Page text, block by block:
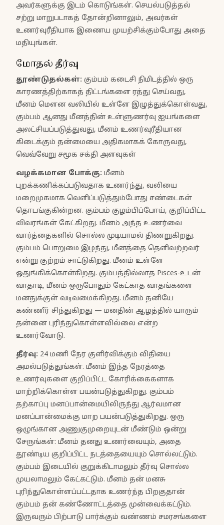
அவர்களுக்கு இடம் கொடுங்கள். செயல்படுத்தல்
சற்று மாறுபடாகத் தோன்றினாலும், அவர்கள்
உணர்வுரீதியாக இணைய முயற்சிக்கும்போது அதை
மதியுங்கள்.
மோதல் தீர்வு
தூண்டுதல்கள்: கும்பம் கடைசி நிமிடத்தில் ஒரு
காரணத்திற்காகத் திட்டங்களை ரத்து செய்வது,
மீனம் மௌன வலியில் உள்ளே இழுத்துக்கொள்வது,
கும்பம் ஆனது மீனத்தின் உள்ளுணர்வு ஐயங்களை
அலட்சியப்படுத்துவது, மீனம் உணர்வுரீதியான
கிடைக்கும் தன்மையை அதிகமாகக் கோருவது,
வெவ்வேறு சமூக சக்தி அளவுகள்
வழக்கமான போக்கு: மீனம்
புறக்கணிக்கப்படுவதாக உணர்ந்து, வலியை
மறைமுகமாக வெளிப்படுத்தும்போது சண்டைகள்
தொடங்குகின்றன. கும்பம் குழம்பிப்போய், குறிப்பிட்ட
விவரங்கள் கேட்கிறது. மீனம் அந்த உணர்வை
வார்த்தைகளில் சொல்ல முடியாமல் திணறுகிறது.
கும்பம் பொறுமை இழந்து, மீனத்தை தெளிவற்றவர்
என்று குற்றம் சாட்டுகிறது. மீனம் உள்ளே
ஒதுங்கிக்கொள்கிறது. கும்பத்தில்லாத Pisces-உடன்
வாதாடி, மீனம் ஒருபோதும் கேட்காத வாதங்களை
மனதுக்குள் வடிவமைக்கிறது. மீனம் தனியே
கண்ணீர் சிந்துகிறது — மனதின் ஆழத்தில் யாரும்
தன்னை புரிந்துகொள்ளவில்லை என்ற
உணர்வோடு.
தீர்வு: 24 மணி நேர குளிர்விக்கும் விதியை
அமல்படுத்துங்கள். மீனம் இந்த நேரத்தை
உணர்வுகளை குறிப்பிட்ட கோரிக்கைகளாக
மாற்றிக்கொள்ள பயன்படுத்துகிறது. கும்பம்
தற்காப்பு மனப்பான்மையிலிருந்து ஆர்வமான
மனப்பான்மைக்கு மாற பயன்படுத்துகிறது. ஒரு
ஒழுங்கான அணுகுமுறையுடன் மீண்டும் ஒன்று
சேருங்கள்: மீனம் தனது உணர்வையும், அதை
தூண்டிய குறிப்பிட்ட நடத்தையையும் சொல்லட்டும்.
கும்பம் இடையில் குறுக்கிடாமலும் தீர்வு சொல்ல
முயலாமலும் கேட்கட்டும். மீனம் தன் மனசு
புரிந்துகொள்ளப்பட்டதாக உணர்ந்த பிறகுதான்
கும்பம் தன் கண்ணோட்டத்தை முன்வைக்கட்டும்.
இருவரும் பிற்பாடு பார்க்கும் வண்ணம் சமரசங்களை